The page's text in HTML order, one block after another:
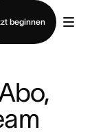
beginnen